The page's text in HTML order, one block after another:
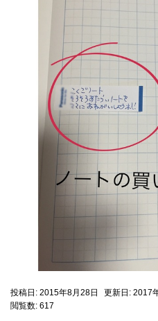
投稿日: 2015年8月28日
更新日: 2017
閲覧数: 617